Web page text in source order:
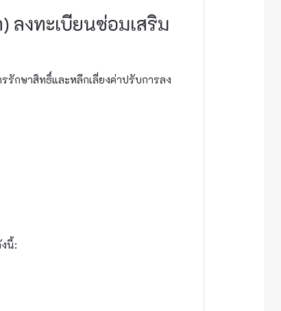
ลงทะเบียนซ่อมเสริม
กษาสิทธิ์และหลีกเลี่ยงค่าปรับการลง
นี้: